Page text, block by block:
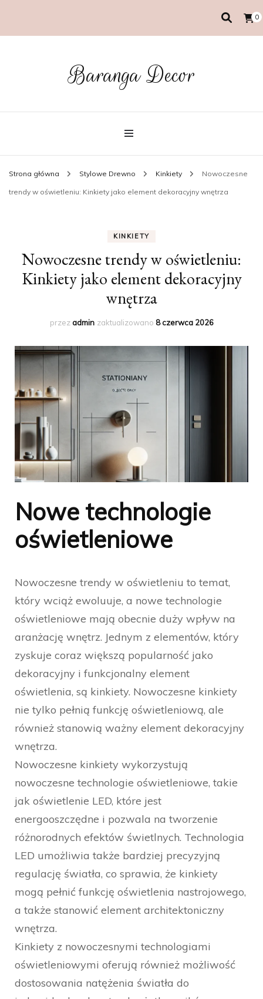
0
Baranga Decor
Strona główna Stylowe Drewno Kinkiety Nowoczesne
trendy w oświetleniu: Kinkiety jako element dekoracyjny wnętrza
KINKIETY
Nowoczesne trendy w oświetleniu:
Kinkiety jako element dekoracyjny
wnętrza
przezadmin zaktualizowano 8 czerwca 2026
Nowe technologie
oświetleniowe
Nowoczesne trendy w oświetleniu to temat,
który wciąż ewoluuje, a nowe technologie
oświetleniowe mają obecnie duży wpływ na
aranżację wnętrz. Jednym z elementów, który
zyskuje coraz większą popularność jako
dekoracyjny i funkcjonalny element
oświetlenia, są kinkiety. Nowoczesne kinkiety
nie tylko pełnią funkcję oświetleniową, ale
również stanowią ważny element dekoracyjny
wnętrza.
Nowoczesne kinkiety wykorzystują
nowoczesne technologie oświetleniowe, takie
jak oświetlenie LED, które jest
energooszczędne i pozwala na tworzenie
różnorodnych efektów świetlnych. Technologia
LED umożliwia także bardziej precyzyjną
regulację światła, co sprawia, że kinkiety
mogą pełnić funkcję oświetlenia nastrojowego,
a także stanowić element architektoniczny
wnętrza.
Kinkiety z nowoczesnymi technologiami
oświetleniowymi oferują również możliwość
dostosowania natężenia światła do